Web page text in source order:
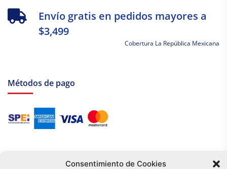
Consentimiento de Cookies
Envío gratis en pedidos mayores a
$3,499
Cobertura La República Mexicana
Métodos de pago